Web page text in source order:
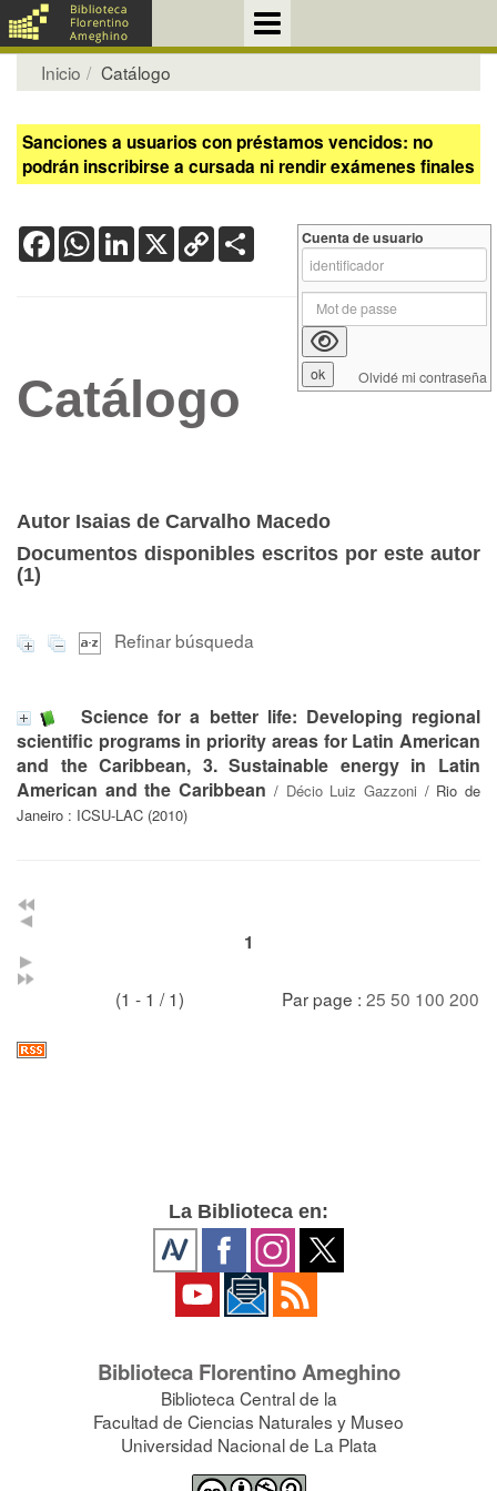
Inicio Catálogo
Sanciones a usuarios con préstamos vencidos: no
podrán inscribirse a cursada ni rendir exámenes finales
FacebookWhatsApp
LinkedIn
X Copy
Link
Catálogo
Autor Isaias de Carvalho Macedo
Documentos disponibles escritos por este autor
(1)
Refinar búsqueda
Science for a better life: Developing regional
scientific programs in priority areas for Latin American
and the Caribbean, 3. Sustainable energy in Latin
American and the Caribbean / Décio Luiz Gazzoni / Rio de
Janeiro : ICSU-LAC (2010)
1
(1 - 1 / 1) Par page : 25 50 100 200
Cuenta de usuario
Olvidé mi contraseña
La Biblioteca en:
Biblioteca Florentino Ameghino
Biblioteca Central de la
Facultad de Ciencias Naturales y Museo
Universidad Nacional de La Plata